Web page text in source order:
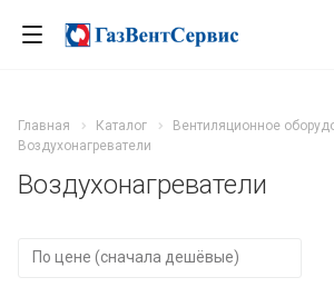
Главная Каталог
Вентиляционное
Воздухонагреватели
Воздухонагреватели